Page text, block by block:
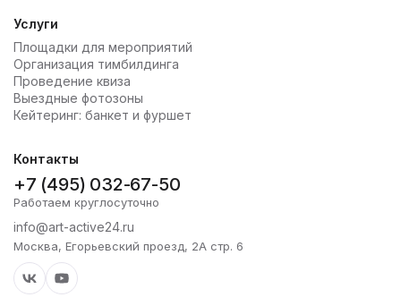
Услуги
Площадки для мероприятий
Организация тимбилдинга
Проведение квиза
Выездные фотозоны
Кейтеринг: банкет и фуршет
Контакты
+7 (495) 032-67-50
Работаем круглосуточно
info@art-active24.ru
Москва, Егорьевский проезд, 2А стр. 6